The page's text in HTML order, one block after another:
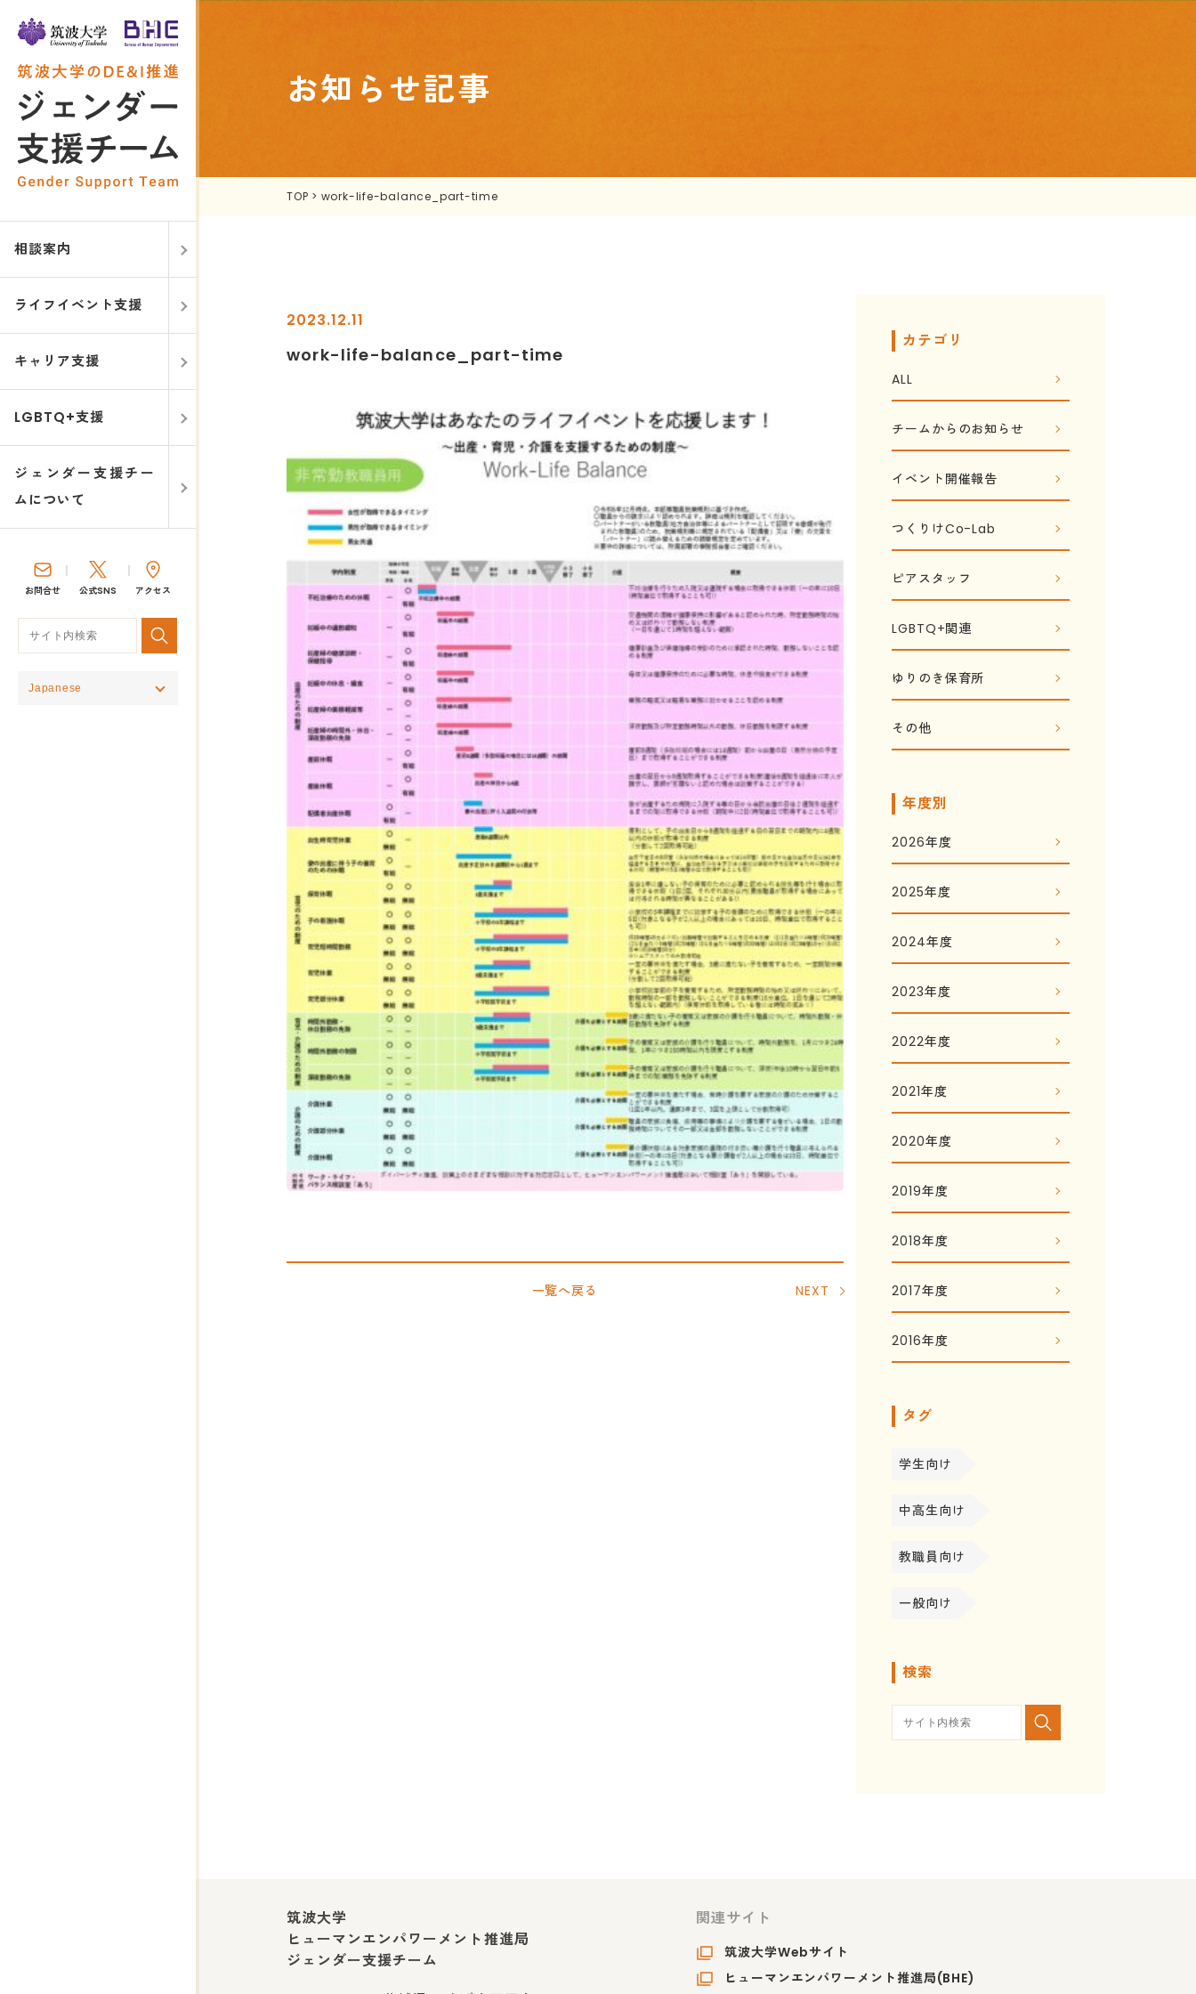
相談案内
ライフイベント支援
キャリア支援
LGBTQ+支援
ジェンダー支援チー
ムについて
お問合せ 公式SNS アクセス
お知らせ記事
TOP > work-life-balance_part-time
2023.12.11
work-life-balance_part-time
一覧へ戻る NEXT
カテゴリ
ALL
チームからのお知らせ
イベント開催報告
つくりけCo-Lab
ピアスタッフ
LGBTQ+関連
ゆりのき保育所
その他
年度別
2026年度
2025年度
2024年度
2023年度
2022年度
2021年度
2020年度
2019年度
2018年度
2017年度
2016年度
タグ
学生向け
中高生向け
教職員向け
一般向け
検索
筑波大学
ヒューマンエンパワーメント推進局
ジェンダー支援チーム
関連サイト
筑波大学Webサイト
ヒューマンエンパワーメント推進局(BHE)